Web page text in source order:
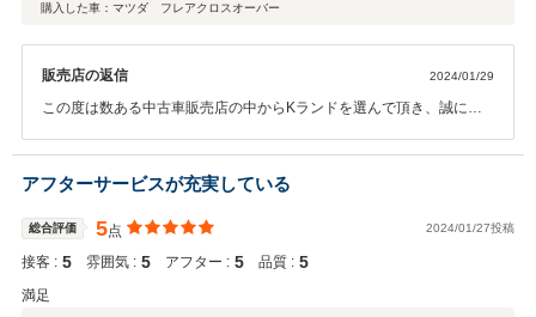
購入した車：マツダ フレアクロスオーバー
販売店の返信 2024/01/29
この度は数ある中古車販売店の中からKランドを選んで頂き、誠にあ
族で２台のご購入ありがとうございます(*^^*)今後ともメンテナンスや
お車の事でご不明な点等ございましたらいつでもお気軽にご来店くだ
さいませ！
アフターサービスが充実している
総合評価 5点 2024/01/27投稿
接客 : 5 雰囲気 : 5 アフター : 5 品質 : 5
満足